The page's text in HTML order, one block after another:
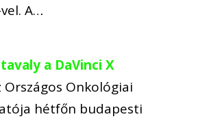
A…
a DaVinci X
Onkológiai
hétfőn budapesti